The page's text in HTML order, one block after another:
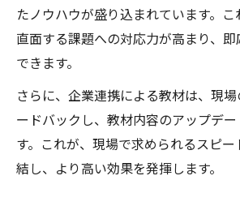
たノウハウが盛り込まれています。
直面する課題への対応力が高まり、
できます。
さらに、企業連携による教材は、現
ードバックし、教材内容のアップデ
す。これが、現場で求められるスピ
結し、より高い効果を発揮します。